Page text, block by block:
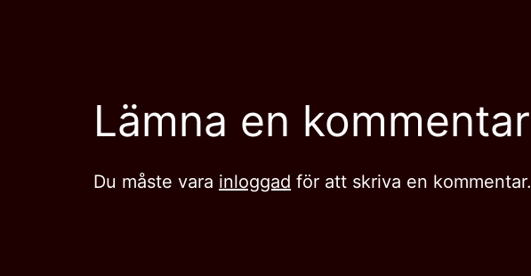
Lämna en kommentar
Du måste vara inloggad för att skriva en kommentar.